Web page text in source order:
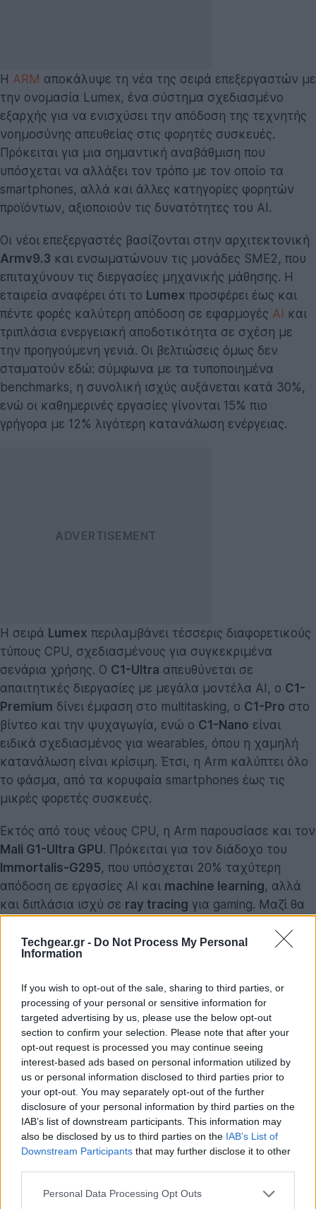
Techgear.gr - Do Not Process My Personal
Information
If you wish to opt-out of the sale, sharing to third parties, or
processing of your personal or sensitive information for
targeted advertising by us, please use the below opt-out
section to confirm your selection. Please note that after your
opt-out request is processed you may continue seeing
interest-based ads based on personal information utilized by
us or personal information disclosed to third parties prior to
your opt-out. You may separately opt-out of the further
disclosure of your personal information by third parties on the
IAB’s list of downstream participants. This information may
also be disclosed by us to third parties on the IAB’s List of
Downstream Participants that may further disclose it to other
Please note that this website/app uses one or more Google
Personal Data Processing Opt Outs
Η ARM αποκάλυψε τη νέα της σειρά επεξεργαστών με
την ονομασία Lumex, ένα σύστημα σχεδιασμένο
εξαρχής για να ενισχύσει την απόδοση της τεχνητής
νοημοσύνης απευθείας στις φορητές συσκευές.
Πρόκειται για μια σημαντική αναβάθμιση που
υπόσχεται να αλλάξει τον τρόπο με τον οποίο τα
smartphones, αλλά και άλλες κατηγορίες φορητών
προϊόντων, αξιοποιούν τις δυνατότητες του AI.
Οι νέοι επεξεργαστές βασίζονται στην αρχιτεκτονική
Armv9.3 και ενσωματώνουν τις μονάδες SME2, που
επιταχύνουν τις διεργασίες μηχανικής μάθησης. Η
εταιρεία αναφέρει ότι το Lumex προσφέρει έως και
πέντε φορές καλύτερη απόδοση σε εφαρμογές AI
και
τριπλάσια ενεργειακή αποδοτικότητα σε σχέση με
την προηγούμενη γενιά. Οι βελτιώσεις όμως δεν
σταματούν εδώ: σύμφωνα με τα τυποποιημένα
benchmarks, η συνολική ισχύς αυξάνεται κατά 30%,
ενώ οι καθημερινές εργασίες γίνονται 15% πιο
γρήγορα με 12% λιγότερη κατανάλωση ενέργειας.
Η σειρά Lumex περιλαμβάνει τέσσερις διαφορετικούς
τύπους CPU, σχεδιασμένους για συγκεκριμένα
σενάρια χρήσης. Ο C1-Ultra απευθύνεται σε
απαιτητικές διεργασίες με μεγάλα μοντέλα AI, ο C1-
Premium δίνει έμφαση στο multitasking, ο C1-Pro στο
βίντεο και την ψυχαγωγία, ενώ ο C1-Nano είναι
ειδικά σχεδιασμένος για wearables, όπου η χαμηλή
κατανάλωση είναι κρίσιμη. Έτσι, η Arm καλύπτει όλο
το φάσμα, από τα κορυφαία smartphones έως τις
μικρές φορετές συσκευές.
Εκτός από τους νέους CPU, η Arm παρουσίασε και τον
Mali G1-Ultra GPU. Πρόκειται για τον διάδοχο του
Immortalis-G295, που υπόσχεται 20% ταχύτερη
απόδοση σε εργασίες AI και machine learning, αλλά
και διπλάσια ισχύ σε ray tracing για gaming. Μαζί θα
Pro, με τη γκάμα να προσαρμόζεται στις διαφορετικές
ανάγκες των κατασκευαστών συσκευών.
Αξιοσημείωτο είναι ότι ηArmεξακολουθεί να δίνει
πρωταγωνιστικό ρόλο στους CPU ως «καθολική
μηχανή AI». Παρόλο που οι NPU αρχίζουν να
κερδίζουν έδαφος σε PC chips, η εταιρεία θεωρεί ότι η
έλλειψη τυποποίησης στις μονάδες αυτές καθιστά
τους CPU πιο αξιόπιστη λύση για την ενσωμάτωση
τεχνητής νοημοσύνης. Με άλλα λόγια, η Arm προωθεί
το Lumex ως πλατφόρμα ικανή να αναλάβει όλες τις
απαιτήσεις χωρίς να χρειάζονται εξειδικευμένες
μονάδες.